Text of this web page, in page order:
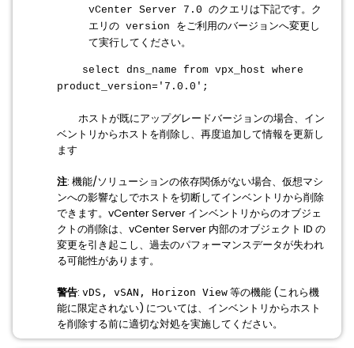
vCenter Server 7.0 のクエリは下記です。ク
エリの version をご利用のバージョンへ変更し
て実行してください。
select dns_name from vpx_host where
product_version='7.0.0';
​ホストが既にアップグレードバージョンの場合、イン
ベントリからホストを削除し、再度追加して情報を更新し
ます
注: 機能/ソリューションの依存関係がない場合、仮想マシ
ンへの影響なしでホストを切断してインベントリから削除
できます。vCenter Server インベントリからのオブジェ
クトの削除は、vCenter Server 内部のオブジェクト ID の
変更を引き起こし、過去のパフォーマンスデータが失われ
る可能性があります。
警告: vDS, vSAN, Horizon View 等の機能 (これら機
能に限定されない) については、インベントリからホスト
を削除する前に適切な対処を実施してください。